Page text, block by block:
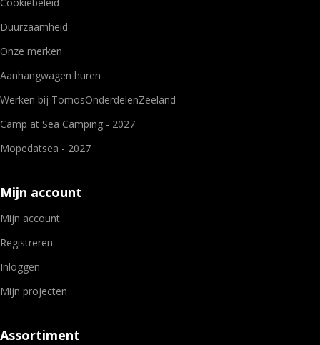
Duurzaamheid
Onze merken
Aanhangwagen huren
Werken bij TomosOnderdelenZeeland
Camp at Sea Camping - 2027
Mopedatsea - 2027
Mijn account
Mijn account
Registreren
Inloggen
Mijn projecten
Assortiment